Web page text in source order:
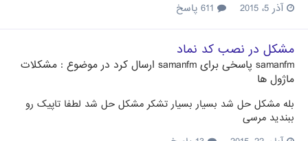
آذر 5، 2015
مشکل در نصب کد نماد
samanfm پاسخی برای samanfm ارسال کرد در موضوع : مشکلات
ماژول ها
بله مشکل حل شد بسیار بسیار تشکر مشکل حل شد لطفا تاپیک رو
ببندید مرسی